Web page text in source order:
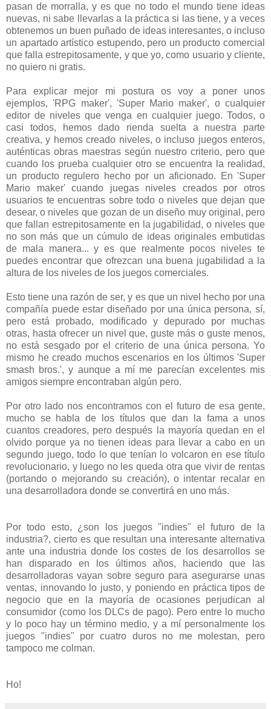
pasan de morralla, y es que no todo el mundo tiene ideas
nuevas, ni sabe llevarlas a la práctica si las tiene, y a veces
obtenemos un buen puñado de ideas interesantes, o incluso
un apartado artístico estupendo, pero un producto comercial
que falla estrepitosamente, y que yo, como usuario y cliente,
no quiero ni gratis.
Para explicar mejor mi postura os voy a poner unos
ejemplos, 'RPG maker', 'Super Mario maker', o cualquier
editor de niveles que venga en cualquier juego. Todos, o
casi todos, hemos dado rienda suelta a nuestra parte
creativa, y hemos creado niveles, o incluso juegos enteros,
auténticas obras maestras según nuestro criterio, pero que
cuando los prueba cualquier otro se encuentra la realidad,
un producto regulero hecho por un aficionado. En 'Super
Mario maker' cuando juegas niveles creados por otros
usuarios te encuentras sobre todo o niveles que dejan que
desear, o niveles que gozan de un diseño muy original, pero
que fallan estrepitosamente en la jugabilidad, o niveles que
no son más que un cúmulo de ideas originales embutidas
de mala manera... y es que realmente pocos niveles te
puedes encontrar que ofrezcan una buena jugabilidad a la
altura de los niveles de los juegos comerciales.
Esto tiene una razón de ser, y es que un nivel hecho por una
compañía puede estar diseñado por una única persona, sí,
pero está probado, modificado y depurado por muchas
otras, hasta ofrecer un nivel que, guste más o guste menos,
no está sesgado por el criterio de una única persona. Yo
mismo he creado muchos escenarios en los últimos 'Super
smash bros.', y aunque a mí me parecían excelentes mis
amigos siempre encontraban algún pero.
Por otro lado nos encontramos con el futuro de esa gente,
mucho se habla de los títulos que dan la fama a unos
cuantos creadores, pero después la mayoría quedan en el
olvido porque ya no tienen ideas para llevar a cabo en un
segundo juego, todo lo que tenían lo volcaron en ese título
revolucionario, y luego no les queda otra que vivir de rentas
(portando o mejorando su creación), o intentar recalar en
una desarrolladora donde se convertirá en uno más.
Por todo esto, ¿son los juegos "indies" el futuro de la
industria?, cierto es que resultan una interesante alternativa
ante una industria donde los costes de los desarrollos se
han disparado en los últimos años, haciendo que las
desarrolladoras vayan sobre seguro para asegurarse unas
ventas, innovando lo justo, y poniendo en práctica tipos de
negocio que en la mayoría de ocasiones perjudican al
consumidor (como los DLCs de pago). Pero entre lo mucho
y lo poco hay un término medio, y a mí personalmente los
juegos "indies" por cuatro duros no me molestan, pero
tampoco me colman.
Ho!